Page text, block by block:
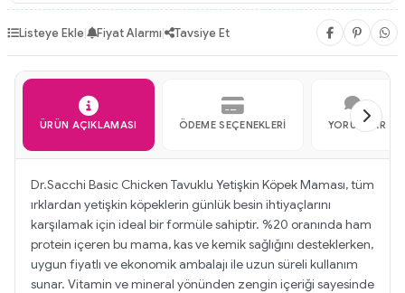
Listeye Ekle| Fiyat Alarmı| Tavsiye Et
ÜRÜN AÇIKLAMASI ÖDEME SEÇENEKLERI YORUMLAR
Dr.Sacchi Basic Chicken Tavuklu Yetişkin Köpek Maması, tüm
ırklardan yetişkin köpeklerin günlük besin ihtiyaçlarını
karşılamak için ideal bir formüle sahiptir. %20 oranında ham
protein içeren bu mama, kas ve kemik sağlığını desteklerken,
uygun fiyatlı ve ekonomik ambalajı ile uzun süreli kullanım
sunar. Vitamin ve mineral yönünden zengin içeriği sayesinde